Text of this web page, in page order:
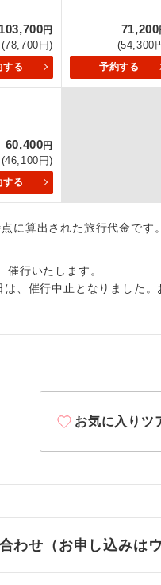
103,700円
(78,700円)
する
71,200
(54,300
予約する
60,400円
(46,100円)
する
に算出された旅行代金です。
催行いたします。
、催行中止となりました
お気に入りツ
わせ（お申し込みは
大浴場 ご
全食事付き
全
トラベルイヤホン
1名様催行 1
2名様催行
1名様1室同代金 1
利
ホテル指定 ご
ひとり様バス2席利用 お